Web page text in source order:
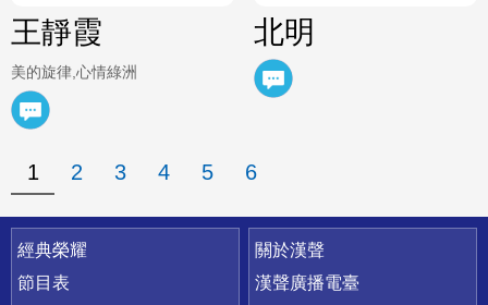
王靜霞
美的旋律,心情綠洲
北明
1 2 3 4 5 6
快速連結
經典榮耀
節目表
關於漢聲
漢聲廣播電臺